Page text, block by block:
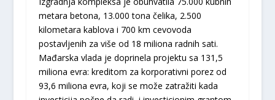
metara betona, 13.000 tona čelika, 2.500
kilometara kablova i 700 km cevovoda
postavljenih za više od 18 miliona radnih sati.
Mađarska vlada je doprinela projektu sa 131,5
miliona evra: kreditom za korporativni porez od
93,6 miliona evra, koji se može zatražiti kada